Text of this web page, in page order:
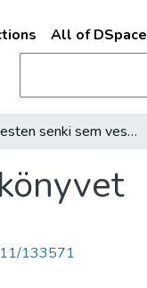
All of DSpace
Budapesten senki sem vesz külföldi könyvet
133571